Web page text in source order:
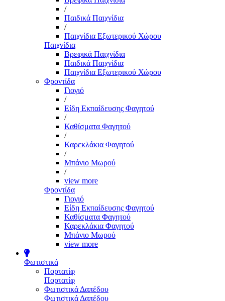
/
Παιδικά Παιχνίδια
/
Παιχνίδια Εξωτερικού Χώρου
Παιχνίδια
Βρεφικά Παιχνίδια
Παιδικά Παιχνίδια
Παιχνίδια Εξωτερικού Χώρου
Φροντίδα
Γιογιό
/
Είδη Εκπαίδευσης Φαγητού
/
Καθίσματα Φαγητού
/
Καρεκλάκια Φαγητού
/
Μπάνιο Μωρού
/
view more
Φροντίδα
Γιογιό
Είδη Εκπαίδευσης Φαγητού
Καθίσματα Φαγητού
Καρεκλάκια Φαγητού
Μπάνιο Μωρού
view more
Φωτιστικά
Πορτατίφ
Πορτατίφ
Φωτιστικά Δαπέδου
Φωτιστικά Δαπέδου